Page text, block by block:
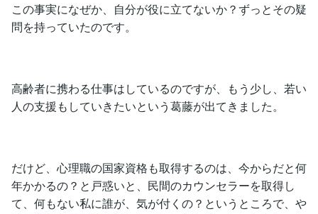
この事実になぜか、自分が役に立てないか？ずっとその疑
問を持っていたのです。
高齢者に携わる仕事はしているのですが、もう少し、若い
人の支援もしていきたいという葛藤が出てきました。
だけど、心理職の国家資格も取得するのは、今からだと何
年かかるの？と戸惑いと、民間のカウンセラーを取得し
て、何もない私に誰が、気が付くの？というところで、や